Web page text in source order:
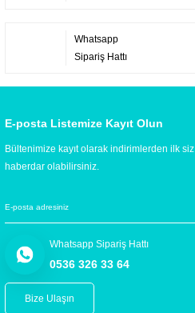
Whatsapp
Sipariş Hattı
E-posta Listemize Kayıt Olun
Bültenimize kayıt olarak indirimlerden ilk siz
haberdar olabilirsiniz.
Whatsapp Sipariş Hattı
0536 326 33 64
Bize Ulaşın